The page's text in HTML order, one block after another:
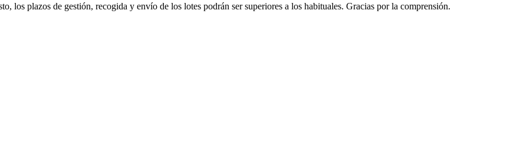
los plazos de gestión, recogida y envío de los lotes podrán ser superiores a los habituales. Gracias por la comprensión.